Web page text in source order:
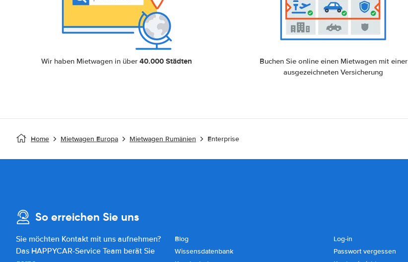
Wir haben Mietwagen in über40.000 Städten
Buchen Sie online einen Mietwagen mit einer
ausgezeichneten Versicherung
Home Mietwagen Europa Mietwagen Rumänien Enterprise
So erreichen Sie uns
Sie möchten Kontakt mit uns aufnehmen?
Das HAPPYCAR-Service Team berät Sie
Blog
Wissensdatenbank
Log-in
Passwort vergessen